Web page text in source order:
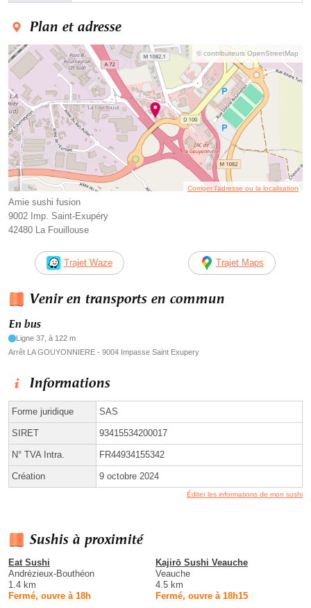
Plan et adresse
© contributeurs OpenStreetMap
Corriger l’adresse ou la localisation
Amie sushi fusion
9002 Imp. Saint-Exupéry
42480 La Fouillouse
Trajet Waze Trajet Maps
Venir en transports en commun
En bus
Ligne 37, à 122 m
Arrêt LA GOUYONNIERE - 9004 Impasse Saint Exupery
Informations
Forme juridique SAS
SIRET 93415534200017
N° TVA Intra. FR44934155342
Création 9 octobre 2024
Éditer les informations de mon sushi
Sushis à proximité
Eat Sushi
Andrézieux-Bouthéon
1.4 km
Fermé, ouvre à 18h
Kajirō Sushi Veauche
Veauche
4.5 km
Fermé, ouvre à 18h15